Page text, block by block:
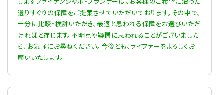
選りすぐりの保障をご提案させていただいております。その中で、
十分に比較・検討いただき、最適と思われる保障をお選びいただ
ければと存じます。不明点や疑問に思われることがございました
ら、お気軽にお尋ねください。今後とも、ライファーをよろしくお
願いいたします。